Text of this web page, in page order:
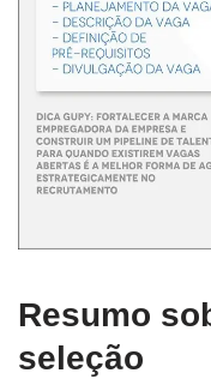
Resumo
seleção